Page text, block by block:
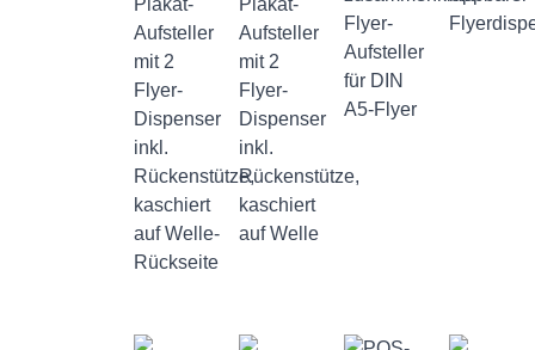
Plakat-
Aufsteller
mit 2
Flyer-
Dispenser
inkl.
Rückenstütze,
kaschiert
auf Welle-
Rückseite
Plakat-
Aufsteller
mit 2
Flyer-
Dispenser
inkl.
Rückenstütze,
kaschiert
auf Welle
Flyer-
Aufsteller
für DIN
A5-Flyer